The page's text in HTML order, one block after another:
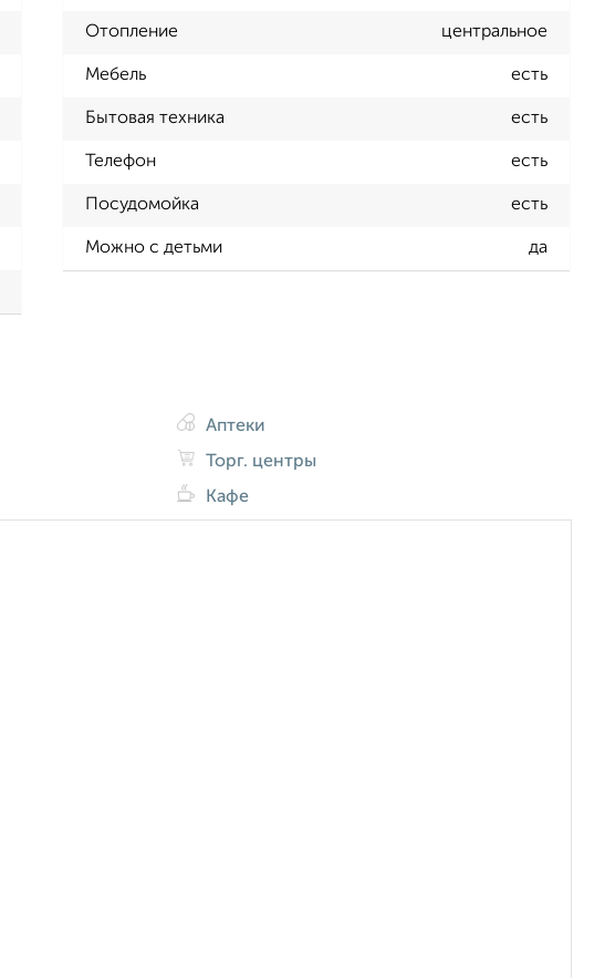
Отопление центральное
Мебель есть
Бытовая техника есть
Телефон есть
Посудомойка есть
Можно с детьми да
Аптеки
Торг. центры
Кафе